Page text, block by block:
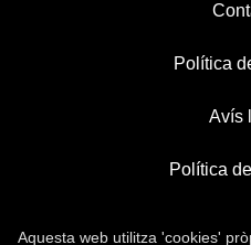
Política
Avís
Política
Aquesta web utilitza 'cookies'